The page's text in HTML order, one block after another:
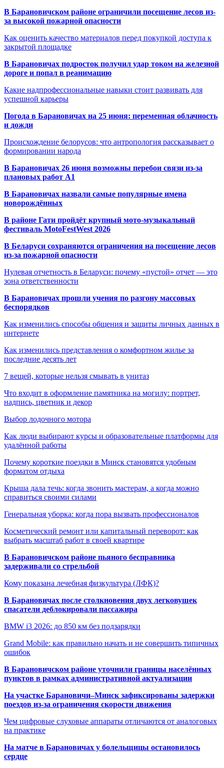
В Барановичском районе ограничили посещение лесов из-
за высокой пожарной опасности
Как оценить качество материалов перед покупкой доступа к
закрытой площадке
В Барановичах подросток получил удар током на железной
дороге и попал в реанимацию
Какие надпрофессиональные навыки стоит развивать для
успешной карьеры
Погода в Барановичах на 25 июня: переменная облачность
и дожди
Происхождение белорусов: что антропология рассказывает о
формировании народа
В Барановичах 26 июня возможны перебои связи из-за
плановых работ A1
В Барановичах назвали самые популярные имена
новорождённых
В районе Гати пройдёт крупный мото-музыкальный
фестиваль MotoFestWest 2026
В Беларуси сохраняются ограничения на посещение лесов
из-за пожарной опасности
Нулевая отчетность в Беларуси: почему «пустой» отчет — это
зона ответственности
В Барановичах прошли учения по разгону массовых
беспорядков
Как изменились способы общения и защиты личных данных в
интернете
Как изменились представления о комфортном жилье за
последние десять лет
7 вещей, которые нельзя смывать в унитаз
Что входит в оформление памятника на могилу: портрет,
надпись, цветник и декор
Выбор лодочного мотора
Как люди выбирают курсы и образовательные платформы для
удалённой работы
Почему короткие поездки в Минск становятся удобным
форматом отдыха
Крыша дала течь: когда звонить мастерам, а когда можно
справиться своими силами
Генеральная уборка: когда пора вызвать профессионалов
Косметический ремонт или капитальный переворот: как
выбрать масштаб работ в своей квартире
В Барановичском районе пьяного бесправника
задерживали со стрельбой
Кому показана лечебная физкультура (ЛФК)?
В Барановичах после столкновения двух легковушек
спасатели деблокировали пассажира
BMW i3 2026: до 850 км без подзарядки
Grand Mobile: как правильно начать и не совершить типичных
ошибок
В Барановичском районе уточнили границы населённых
пунктов в рамках административной актуализации
На участке Барановичи–Минск зафиксированы задержки
поездов из-за ограничения скорости движения
Чем цифровые слуховые аппараты отличаются от аналоговых
на практике
На матче в Барановичах у болельщицы остановилось
сердце